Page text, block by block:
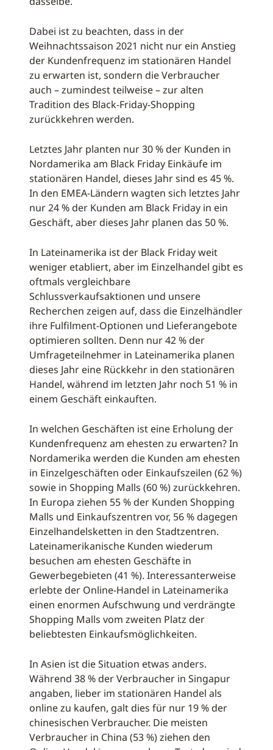
Dabei ist zu beachten, dass in der
Weihnachtssaison 2021 nicht nur ein Anstieg
der Kundenfrequenz im stationären Handel
zu erwarten ist, sondern die Verbraucher
auch – zumindest teilweise – zur alten
Tradition des Black-Friday-Shopping
zurückkehren werden.
Letztes Jahr planten nur 30 % der Kunden in
Nordamerika am Black Friday Einkäufe im
stationären Handel, dieses Jahr sind es 45 %.
In den EMEA-Ländern wagten sich letztes Jahr
nur 24 % der Kunden am Black Friday in ein
Geschäft, aber dieses Jahr planen das 50 %.
In Lateinamerika ist der Black Friday weit
weniger etabliert, aber im Einzelhandel gibt es
oftmals vergleichbare
Schlussverkaufsaktionen und unsere
Recherchen zeigen auf, dass die Einzelhändler
ihre Fulfilment-Optionen und Lieferangebote
optimieren sollten. Denn nur 42 % der
Umfrageteilnehmer in Lateinamerika planen
dieses Jahr eine Rückkehr in den stationären
Handel, während im letzten Jahr noch 51 % in
einem Geschäft einkauften.
In welchen Geschäften ist eine Erholung der
Kundenfrequenz am ehesten zu erwarten? In
Nordamerika werden die Kunden am ehesten
in Einzelgeschäften oder Einkaufszeilen (62 %)
sowie in Shopping Malls (60 %) zurückkehren.
In Europa ziehen 55 % der Kunden Shopping
Malls und Einkaufszentren vor, 56 % dagegen
Einzelhandelsketten in den Stadtzentren.
Lateinamerikanische Kunden wiederum
besuchen am ehesten Geschäfte in
Gewerbegebieten (41 %). Interessanterweise
erlebte der Online-Handel in Lateinamerika
einen enormen Aufschwung und verdrängte
Shopping Malls vom zweiten Platz der
beliebtesten Einkaufsmöglichkeiten.
In Asien ist die Situation etwas anders.
Während 38 % der Verbraucher in Singapur
angaben, lieber im stationären Handel als
online zu kaufen, galt dies für nur 19 % der
chinesischen Verbraucher. Die meisten
Verbraucher in China (53 %) ziehen den